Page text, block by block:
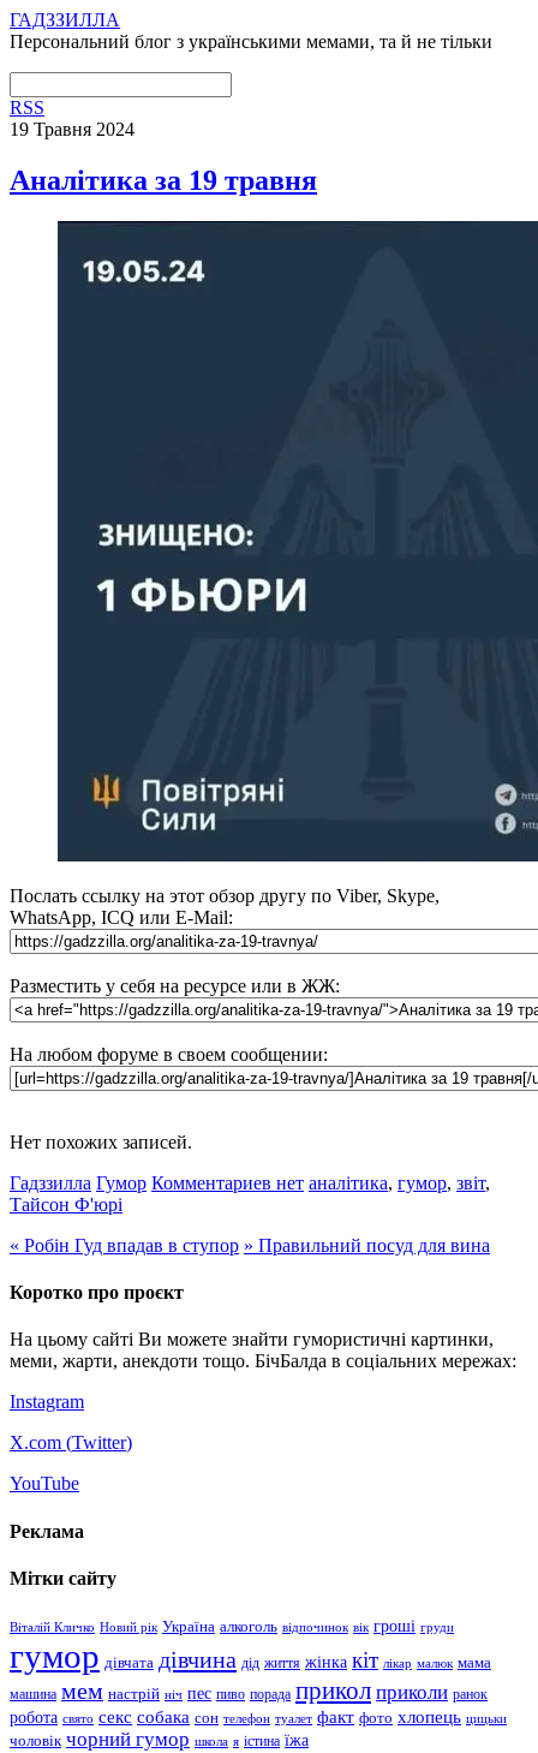
ГАДЗЗИЛЛА
Персональний блог з українськими мемами, та й не тільки
RSS
19 Травня 2024
Аналітика за 19 травня
Послать ссылку на этот обзор другу по Viber, Skype,
WhatsApp, ICQ или E-Mail:
Разместить у себя на ресурсе или в ЖЖ:
На любом форуме в своем сообщении:
Нет похожих записей.
Гадззилла Гумор Комментариев нет аналітика, гумор, звіт,
Тайсон Ф'юрі
« Робін Гуд впадав в ступор » Правильний посуд для вина
Коротко про проєкт
На цьому сайті Ви можете знайти гумористичні картинки,
меми, жарти, анекдоти тощо. БічБалда в соціальних мережах:
Instagram
X.com (Twitter)
YouTube
Реклама
Мітки сайту
Віталій Кличко Новий рік Україна алкоголь відпочинок вік гроші груди
гумор дівчата дівчина дід життя жінка кіт лікар малюк мама
машина мем настрій ніч пес пиво порада прикол приколи ранок
робота свято секс собака сон телефон туалет факт фото хлопець цицьки
чоловік чорний гумор школа я істина їжа